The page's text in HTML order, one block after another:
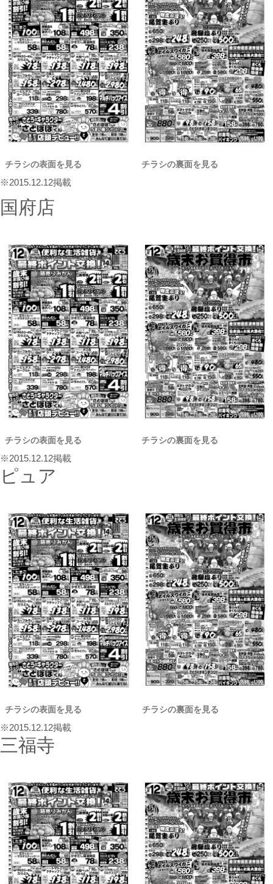
チラシの表面を見る チラシの裏面を見る
※2015.12.12掲載
国府店
チラシの表面を見る チラシの裏面を見る
※2015.12.12掲載
ピュア
チラシの表面を見る チラシの裏面を見る
※2015.12.12掲載
三福寺